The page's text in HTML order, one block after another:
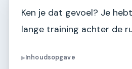
Ken je dat gevoel? Je
lange training achter de
▶Inhoudsopgave